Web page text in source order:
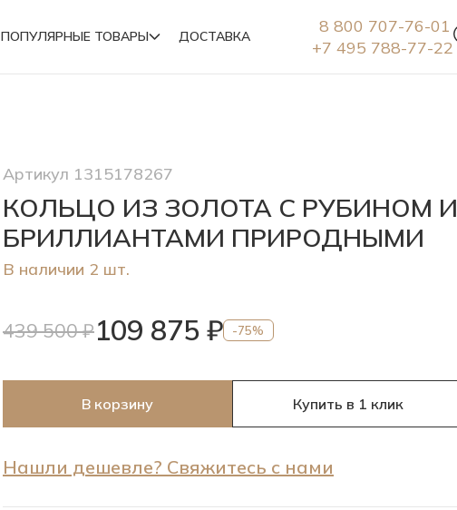
ПОПУЛЯРНЫЕ ТОВАРЫ ДОСТАВКА
8 800 707-76-01
+7 495 788-77-22
Броши
Артикул 1315178267
КОЛЬЦО ИЗ ЗОЛОТА С РУБИНОМ И
БРИЛЛИАНТАМИ ПРИРОДНЫМИ
В наличии 2 шт.
439 500 ₽109 875 ₽ -75%
В корзину Купить в 1 клик
Нашли дешевле? Свяжитесь с нами